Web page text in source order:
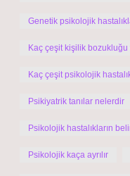
Genetik psikolojik
Kaç çeşit kişilik bozukluğu
Kaç çeşit psikolojik
Psikiyatrik tanılar nelerdir
Psikolojik hastalıkların
Psikolojik kaça ayrılır